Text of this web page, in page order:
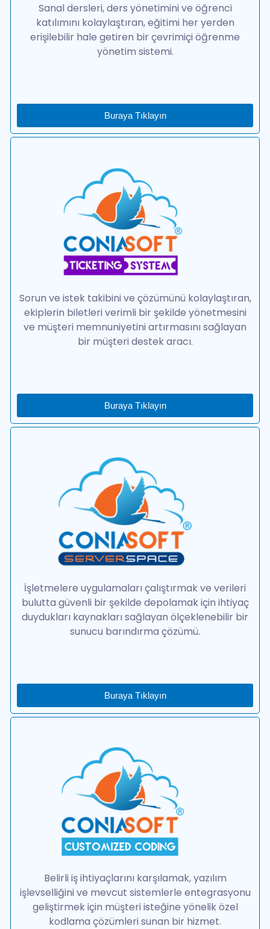
Sanal dersleri, ders yönetimini ve öğrenci
katılımını kolaylaştıran, eğitimi her yerden
erişilebilir hale getiren bir çevrimiçi öğrenme
yönetim sistemi.
Buraya Tıklayın
Sorun ve istek takibini ve çözümünü kolaylaştıran,
ekiplerin biletleri verimli bir şekilde yönetmesini
ve müşteri memnuniyetini artırmasını sağlayan
bir müşteri destek aracı.
Buraya Tıklayın
İşletmelere uygulamaları çalıştırmak ve verileri
bulutta güvenli bir şekilde depolamak için ihtiyaç
duydukları kaynakları sağlayan ölçeklenebilir bir
sunucu barındırma çözümü.
Buraya Tıklayın
Belirli iş ihtiyaçlarını karşılamak, yazılım
işlevselliğini ve mevcut sistemlerle entegrasyonu
geliştirmek için müşteri isteğine yönelik özel
kodlama çözümleri sunan bir hizmet.